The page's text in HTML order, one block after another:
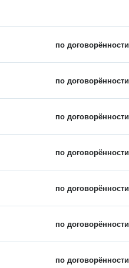
по договорённости
по договорённости
по договорённости
по договорённости
по договорённости
по договорённости
по договорённости